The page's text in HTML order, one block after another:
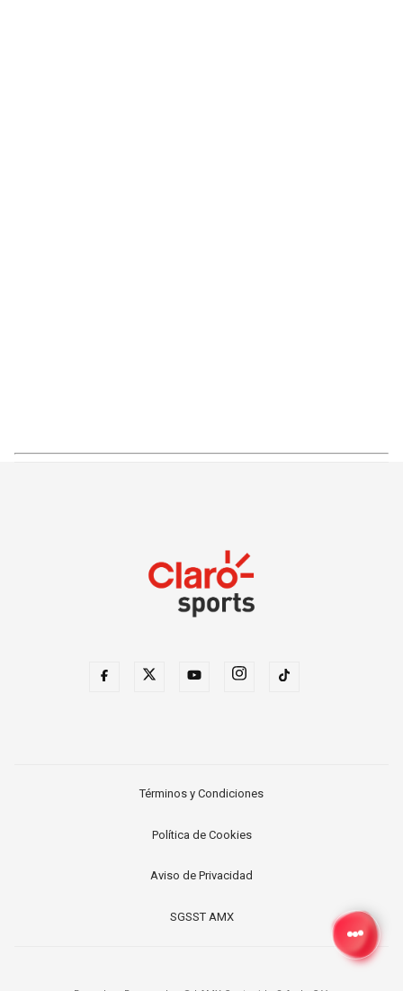
Términos y Condiciones
Política de Cookies
Aviso de Privacidad
SGSST AMX